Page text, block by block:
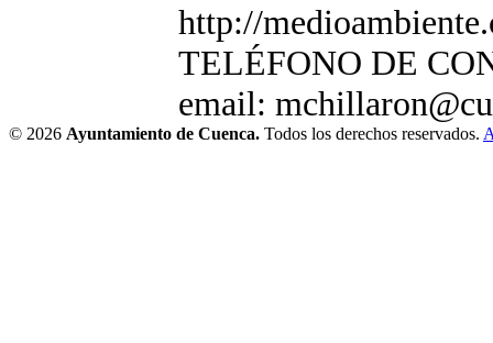
http://
TELÉFONO DE
email:
© 2026 Ayuntamiento de Cuenca. Todos los derechos reservados.